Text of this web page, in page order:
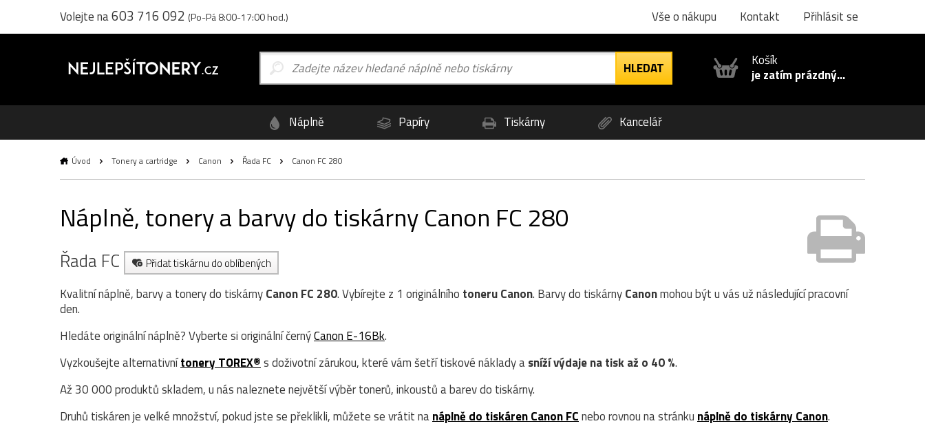
Volejte na603 716 092 (Po-Pá 8:00-17:00 hod.) Vše o nákupu Kontakt Přihlásit se
Košík
je zatím prázdný...
Náplně Papíry Tiskárny Kancelář
Úvod Tonery a cartridge Canon Řada FC Canon FC 280
Náplně, tonery a barvy do tiskárny Canon FC 280
Řada FC Přidat tiskárnu do oblíbených
Kvalitní náplně, barvy a tonery do tiskárnyCanon FC 280. Vybírejte z 1 originálního toneruCanon. Barvy do tiskárnyCanonmohou být u vás už následující pracovní
den.
Hledáte originální náplně? Vyberte si originální černýCanon E-16Bk.
Vyzkoušejte alternativnítonery TOREX®s doživotní zárukou, které vám šetří tiskové náklady asníží výdaje na tisk až o 40 %.
Až 30 000 produktů skladem, u nás naleznete největší výběr tonerů, inkoustů a barev do tiskárny.
Druhů tiskáren je velké množství, pokud jste se překlikli, můžete se vrátit nanáplně do tiskáren Canon FCnebo rovnou na stránku náplně do tiskárny Canon.